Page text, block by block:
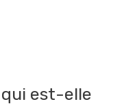
qui est-elle